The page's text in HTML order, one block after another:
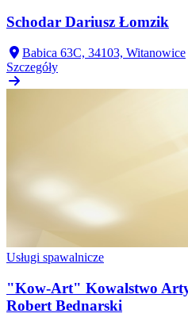
Schodar Dariusz Łomzik
Babica 63C, 34103, Witanowice
Szczegóły
Usługi spawalnicze
"Kow-Art" Kowalstwo
Robert Bednarski